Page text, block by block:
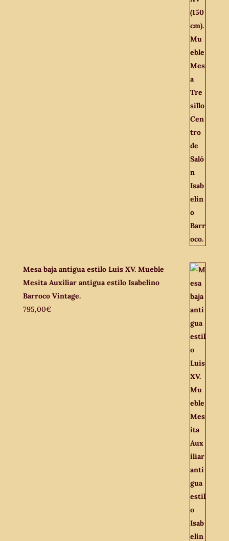
Mesa baja antigua estilo Luis XV. Mueble
Mesita Auxiliar antigua estilo Isabelino
Barroco Vintage.
795,00€